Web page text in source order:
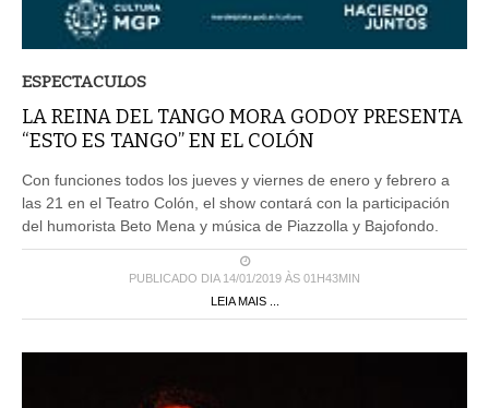
ESPECTACULOS
LA REINA DEL TANGO MORA GODOY PRESENTA
“ESTO ES TANGO” EN EL COLÓN
Con funciones todos los jueves y viernes de enero y febrero a
las 21 en el Teatro Colón, el show contará con la participación
del humorista Beto Mena y música de Piazzolla y Bajofondo.
PUBLICADO DIA 14/01/2019 ÀS 01H43MIN
LEIA MAIS ...